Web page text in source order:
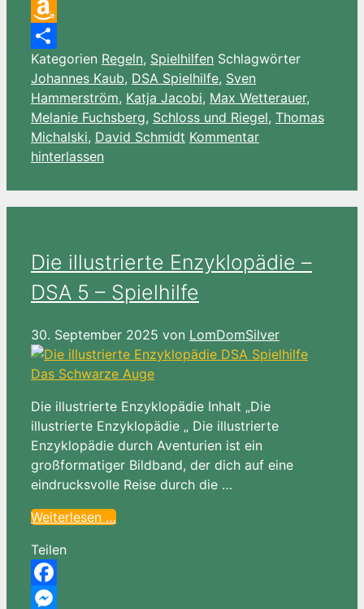
Email
Amazon
Wish
List
Teilen
Kategorien Regeln, Spielhilfen Schlagwörter
Johannes Kaub, DSA Spielhilfe, Sven
Hammerström, Katja Jacobi, Max Wetterauer,
Melanie Fuchsberg, Schloss und Riegel, Thomas
Michalski, David Schmidt Kommentar
hinterlassen
Die illustrierte Enzyklopädie –
DSA 5 – Spielhilfe
30. September 2025 von LomDomSilver
Die illustrierte Enzyklopädie Inhalt „Die
illustrierte Enzyklopädie „ Die illustrierte
Enzyklopädie durch Aventurien ist ein
großformatiger Bildband, der dich auf eine
eindrucksvolle Reise durch die …
Weiterlesen …
Teilen
Facebook